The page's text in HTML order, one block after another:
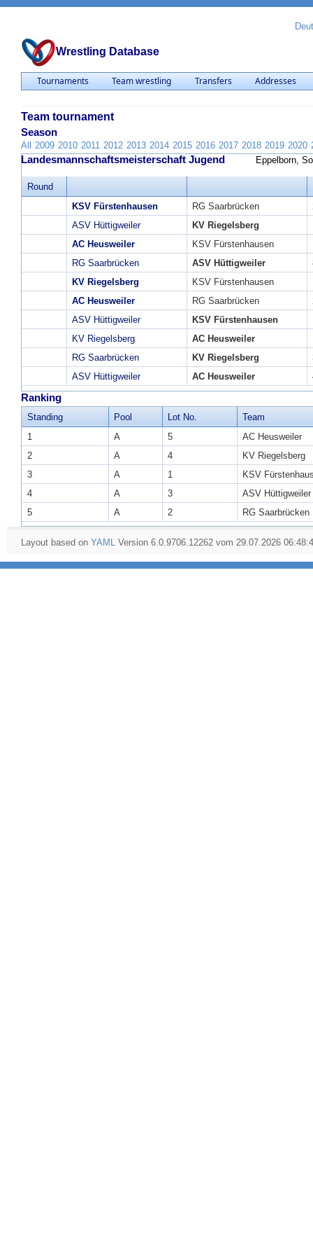
Wrestling Database
Tournaments Team wrestling Transfers Addresses
Team tournament
Season
All 2009 2010 2011 2012 2013 2014 2015 2016 2017 2018 2019 2020
Landesmannschaftsmeisterschaft Jugend Eppelborn,
Round
KSV Fürstenhausen
RG Saarbrücken
ASV Hüttigweiler
KV Riegelsberg
AC Heusweiler
KSV Fürstenhausen
RG Saarbrücken
ASV Hüttigweiler
KV Riegelsberg
KSV Fürstenhausen
AC Heusweiler
RG Saarbrücken
ASV Hüttigweiler
KSV Fürstenhausen
KV Riegelsberg
AC Heusweiler
RG Saarbrücken
KV Riegelsberg
ASV Hüttigweiler
AC Heusweiler
Ranking
Standing Pool Lot No.
Team
1
A 5
AC Heusweiler
2
A 4
KV Riegelsberg
3
A 1
KSV
4
A 3
ASV Hüttigweiler
5
A 2 RG Saarbrücken
Layout based on YAML Version 6.0.9706.12262 vom 29.07.2026